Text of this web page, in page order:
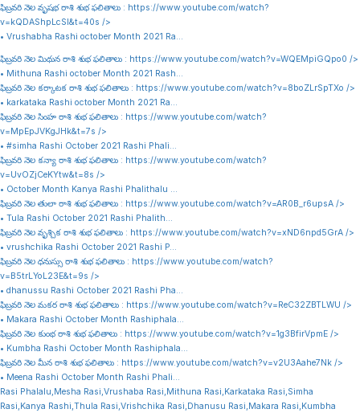
ఫిబ్రవరి నెల వృషభ రాశి శుభ ఫలితాలు : https://www.youtube.com/watch?
v=kQDAShpLcSI&t=40s />
• Vrushabha Rashi october Month 2021 Ra…
ఫిబ్రవరి నెల మిథున రాశి శుభ ఫలితాలు : https://www.youtube.com/watch?v=WQEMpiGQpo0 />
• Mithuna Rashi october Month 2021 Rash…
ఫిబ్రవరి నెల కర్కాటక రాశి శుభ ఫలితాలు : https://www.youtube.com/watch?v=8boZLrSpTXo />
• karkataka Rashi october Month 2021 Ra…
ఫిబ్రవరి నెల సింహ రాశి శుభ ఫలితాలు : https://www.youtube.com/watch?
v=MpEpJVKgJHk&t=7s />
• #simha Rashi October 2021 Rashi Phali…
ఫిబ్రవరి నెల కన్యా రాశి శుభ ఫలితాలు : https://www.youtube.com/watch?
v=UvOZjCeKYtw&t=8s />
• October Month Kanya Rashi Phalithalu …
ఫిబ్రవరి నెల తులా రాశి శుభ ఫలితాలు : https://www.youtube.com/watch?v=AR0B_r6upsA />
• Tula Rashi October 2021 Rashi Phalith…
ఫిబ్రవరి నెల వృశ్చిక రాశి శుభ ఫలితాలు : https://www.youtube.com/watch?v=xND6npd5GrA />
• vrushchika Rashi October 2021 Rashi P…
ఫిబ్రవరి నెల ధనుస్సు రాశి శుభ ఫలితాలు : https://www.youtube.com/watch?
v=B5trLYoL23E&t=9s />
• dhanussu Rashi October 2021 Rashi Pha…
ఫిబ్రవరి నెల మకర రాశి శుభ ఫలితాలు : https://www.youtube.com/watch?v=ReC32ZBTLWU />
• Makara Rashi October Month Rashiphala…
ఫిబ్రవరి నెల కుంభ రాశి శుభ ఫలితాలు : https://www.youtube.com/watch?v=1g3BfirVpmE />
• Kumbha Rashi October Month Rashiphala…
ఫిబ్రవరి నెల మీన రాశి శుభ ఫలితాలు : https://www.youtube.com/watch?v=v2U3Aahe7Nk />
• Meena Rashi October Month Rashi Phali…
Rasi Phalalu,Mesha Rasi,Vrushaba Rasi,Mithuna Rasi,Karkataka Rasi,Simha
Rasi,Kanya Rashi,Thula Rasi,Vrishchika Rasi,Dhanusu Rasi,Makara Rasi,Kumbha